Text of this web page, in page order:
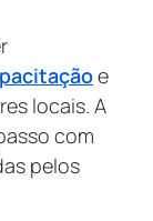
e
locais. A
com
pelos